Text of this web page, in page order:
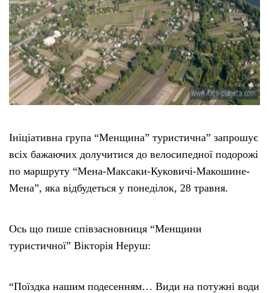
Ініціативна група “Менщина” туристична” запрошує
всіх бажаючих долучитися до велосипедної подорожі
по маршруту “Мена-Максаки-Куковичі-Макошине-
Мена”, яка відбудеться у понеділок, 28 травня.
Ось що пише співзасновниця “Менщини
туристичної” Вікторія Неруш:
“Поїздка нашим подесенням… Види на потужні води